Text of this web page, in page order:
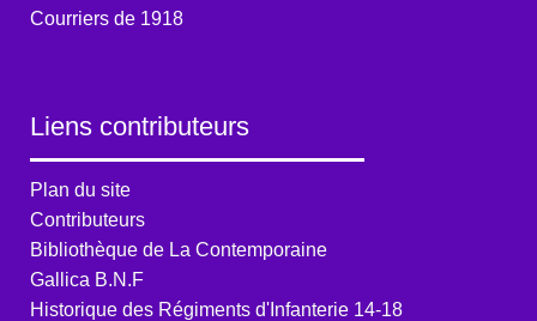
Courriers de 1918
Liens contributeurs
Plan du site
Contributeurs
Bibliothèque de La Contemporaine
Gallica B.N.F
Historique des Régiments d'Infanterie 14-18